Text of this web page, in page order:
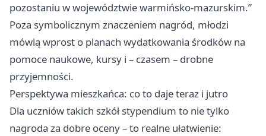
pozostaniu w województwie warmińsko-mazurskim.”
Poza symbolicznym znaczeniem nagród, młodzi
mówią wprost o planach wydatkowania środków na
pomoce naukowe, kursy i – czasem – drobne
przyjemności.
Perspektywa mieszkańca: co to daje teraz i jutro
Dla uczniów takich szkół stypendium to nie tylko
nagroda za dobre oceny – to realne ułatwienie: